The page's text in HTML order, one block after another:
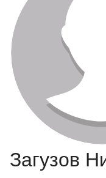
Регистрация
Загузов